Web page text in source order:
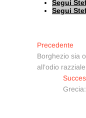
Segui
Segui
articoli
Precedente
Borghezio sia
all’odio razziale